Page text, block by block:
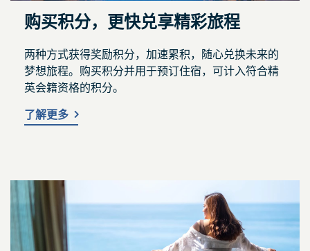
购买积分，更快兑享精彩旅程
两种方式获得奖励积分，加速累积，随心兑换未来的
梦想旅程。购买积分并用于预订住宿，可计入符合精
英会籍资格的积分。
了解更多